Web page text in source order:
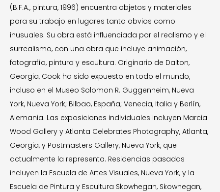
(B.F.A., pintura, 1996) encuentra objetos y materiales
para su trabajo en lugares tanto obvios como
inusuales. Su obra está influenciada por el realismo y el
surrealismo, con una obra que incluye animación,
fotografía, pintura y escultura. Originario de Dalton,
Georgia, Cook ha sido expuesto en todo el mundo,
incluso en el Museo Solomon R. Guggenheim, Nueva
York, Nueva York; Bilbao, España; Venecia, Italia y Berlín,
Alemania. Las exposiciones individuales incluyen Marcia
Wood Gallery y Atlanta Celebrates Photography, Atlanta,
Georgia, y Postmasters Gallery, Nueva York, que
actualmente la representa. Residencias pasadas
incluyen la Escuela de Artes Visuales, Nueva York, y la
Escuela de Pintura y Escultura Skowhegan, Skowhegan,